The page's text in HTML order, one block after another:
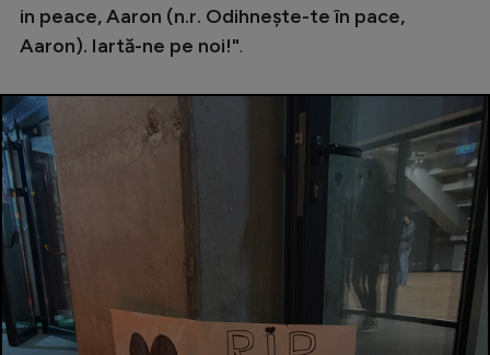
Handbal
Formula 1
Rugby
in peace, Aaron (n.r. Odihnește-te în pace,
Aaron). Iartă-ne pe noi!".